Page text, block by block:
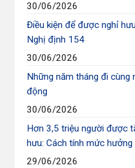
30/06/2026
Điều kiện để được nghỉ
Nghị định 154
30/06/2026
Những năm tháng đi cùng
động
30/06/2026
Hơn 3,5 triệu người được
hưu: Cách tính mức
29/06/2026